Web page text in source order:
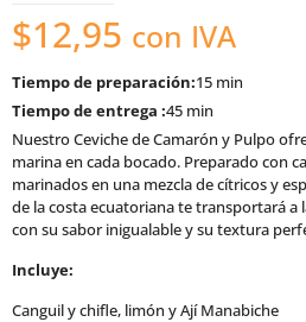
$12,95 con IVA
Tiempo de preparación:15 min
Tiempo de entrega :45 min
Nuestro Ceviche de Camarón y Pulpo
marina en cada bocado. Preparado con
marinados en una mezcla de cítricos y
de la costa ecuatoriana te transportará a
con su sabor inigualable y su textura
Incluye:
Canguil y chifle, limón y Ají Manabiche